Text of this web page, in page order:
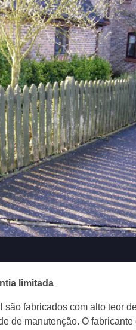
limitada
são fabricados com alto teor
de manutenção. O